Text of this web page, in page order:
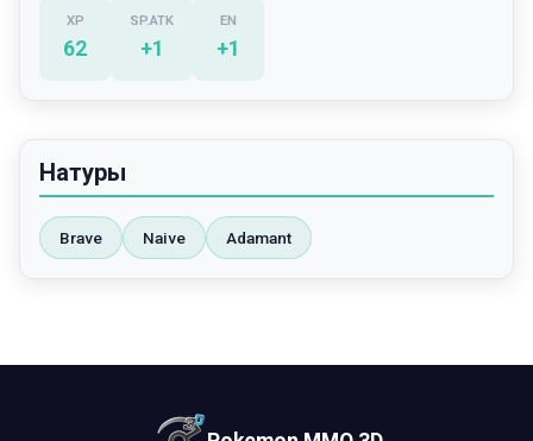
XP
62
SP.ATK
+1
EN
+1
Натуры
Brave Naive Adamant